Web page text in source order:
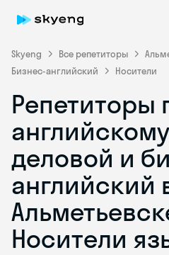
Skyeng Все репетиторы
Бизнес-английский
Носители
Репетиторы
деловой и
английский
Носители
Skyeng Chat